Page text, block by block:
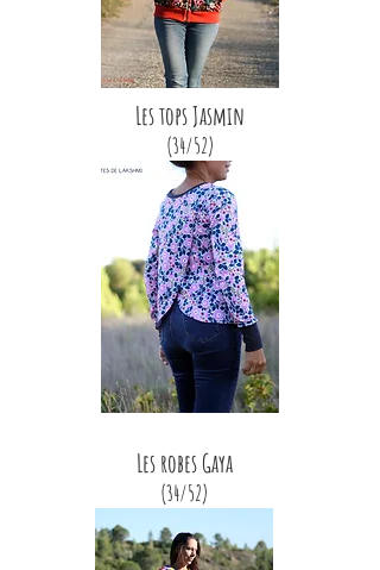
Les tops Jasmin
(34/52)
Les robes Gaya
(34/52)